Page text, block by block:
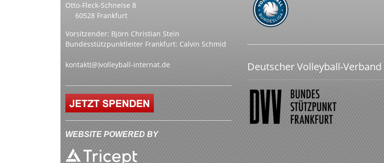
Otto-Fleck-Schneise 8
60528 Frankfurt
Vorsitzender: Björn Christian Stein
Bundesstützpunktleiter Frankfurt: Calvin Schmid
kontakt(@)volleyball-internat.de
WEBSITE POWERED BY
Deutscher Volleyball-Verband